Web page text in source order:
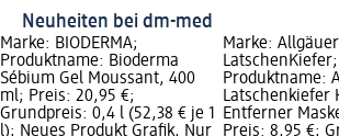
Neuheiten bei dm-med
Marke: BIODERMA;
Produktname: Bioderma
Sébium Gel Moussant, 400
ml; Preis: 20,95 €;
Grundpreis: 0,4 l (52,38 € je 1
l); Neues Produkt Grafik, Nur
Marke: Allgäuer
LatschenKiefer;
Produktname:
Latschenkiefer
Entferner
Preis: 8,95 €;